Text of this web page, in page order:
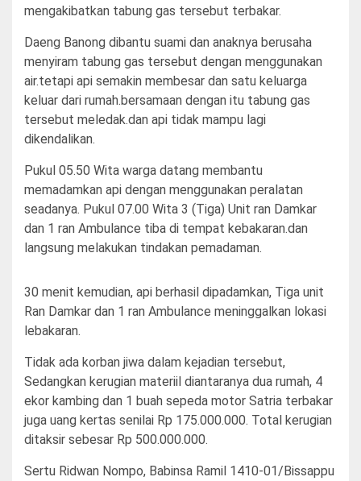
mengakibatkan tabung gas tersebut terbakar.
Daeng Banong dibantu suami dan anaknya berusaha
menyiram tabung gas tersebut dengan menggunakan
air.tetapi api semakin membesar dan satu keluarga
keluar dari rumah.bersamaan dengan itu tabung gas
tersebut meledak.dan api tidak mampu lagi
dikendalikan.
Pukul 05.50 Wita warga datang membantu
memadamkan api dengan menggunakan peralatan
seadanya. Pukul 07.00 Wita 3 (Tiga) Unit ran Damkar
dan 1 ran Ambulance tiba di tempat kebakaran.dan
langsung melakukan tindakan pemadaman.
30 menit kemudian, api berhasil dipadamkan, Tiga unit
Ran Damkar dan 1 ran Ambulance meninggalkan lokasi
lebakaran.
Tidak ada korban jiwa dalam kejadian tersebut,
Sedangkan kerugian materiil diantaranya dua rumah, 4
ekor kambing dan 1 buah sepeda motor Satria terbakar
juga uang kertas senilai Rp 175.000.000. Total kerugian
ditaksir sebesar Rp 500.000.000.
Sertu Ridwan Nompo, Babinsa Ramil 1410-01/Bissappu